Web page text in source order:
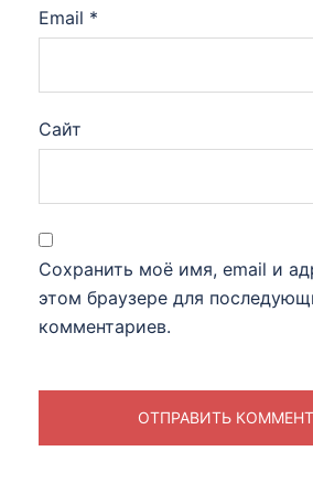
Email *
Сайт
Сохранить моё имя, email и
этом браузере для
комментариев.